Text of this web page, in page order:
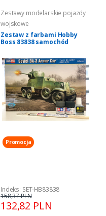
Zestawy modelarskie pojazdy
wojskowe
Zestaw z farbami Hobby
Boss 83838 samochód
Promocja
Indeks: SET-HB83838
132,82 PLN
158,37 PLN